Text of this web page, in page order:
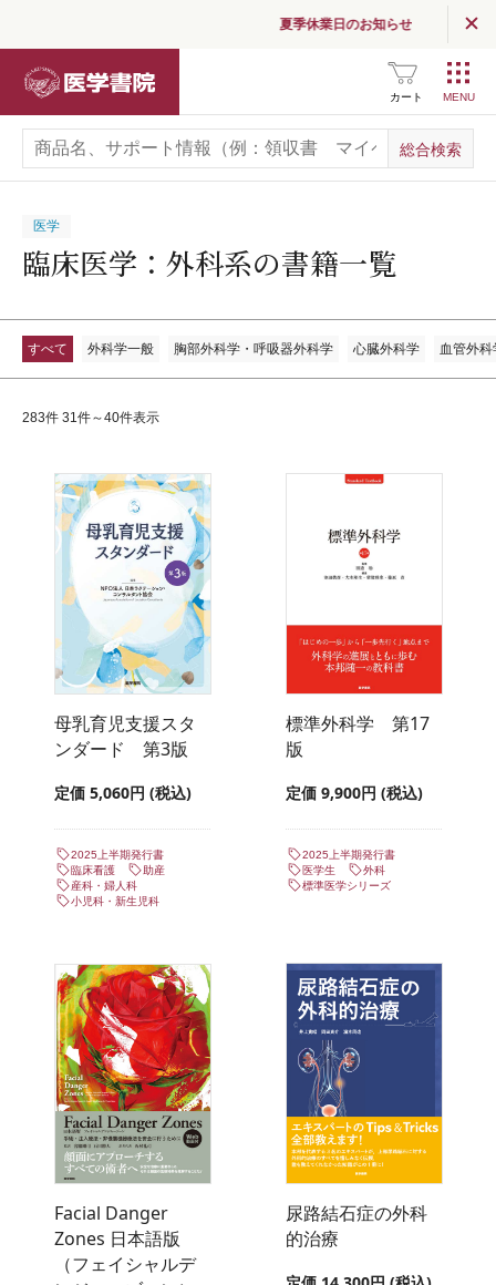
夏季休業日のお知らせ
カート
医学
臨床医学：外科系の書籍一覧
すべて 外科学一般 胸部外科学・呼吸器外科学 心臓外科学 血管外科
283件 31件～40件表示
母乳育児支援スタ
ンダード 第3版
定価 5,060円 (税込)
2025上半期発行書
臨床看護
助産
産科・婦人科
小児科・新生児科
標準外科学 第17
版
定価 9,900円 (税込)
2025上半期発行書
医学生
外科
標準医学シリーズ
Facial Danger
Zones 日本語版
（フェイシャルデ
尿路結石症の外科
的治療